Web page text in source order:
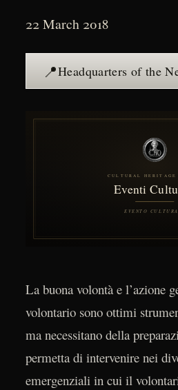
22 March 2018
📍
La buona volontà e l’azione
volontario sono ottimi
ma necessitano della
permetta di intervenire nei
emergenziali in cui il